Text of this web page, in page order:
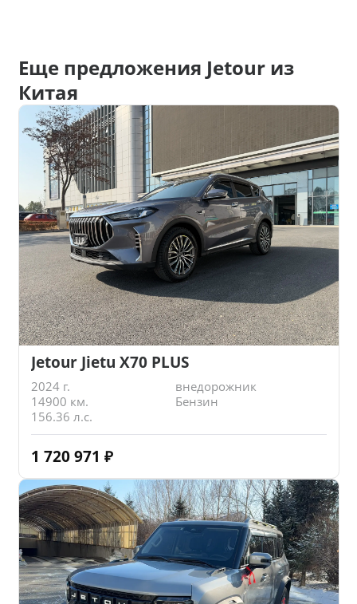
Еще предложения Jetour из
Китая
Jetour Jietu X70 PLUS
2024 г.
внедорожник
14900 км.
Бензин
156.36 л.с.
1 720 971 ₽